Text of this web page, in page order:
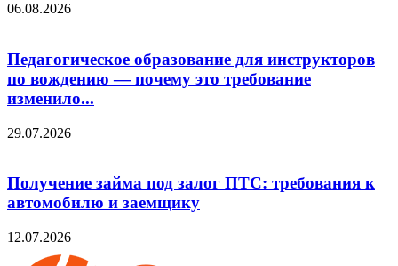
06.08.2026
Педагогическое образование для инструкторов
по вождению — почему это требование
изменило...
29.07.2026
Получение займа под залог ПТС: требования к
автомобилю и заемщику
12.07.2026